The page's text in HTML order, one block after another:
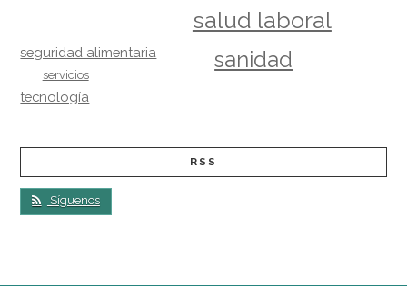
salud laboral
sanidad
seguridad alimentaria
servicios
tecnología
RSS
Síguenos